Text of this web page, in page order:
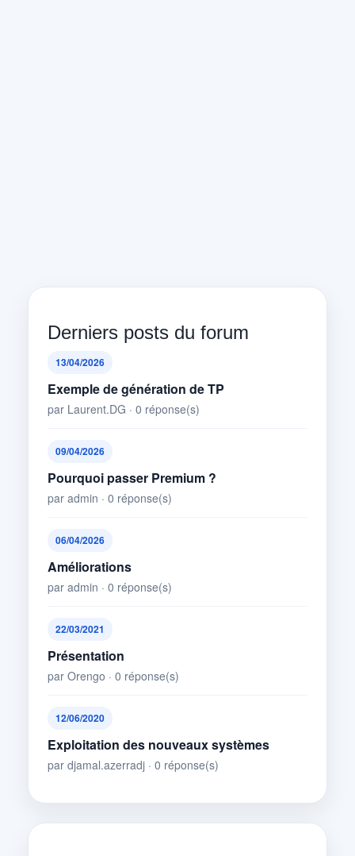
Derniers posts du forum
13/04/2026
Exemple de génération de TP
par Laurent.DG · 0 réponse(s)
09/04/2026
Pourquoi passer Premium ?
par admin · 0 réponse(s)
06/04/2026
Améliorations
par admin · 0 réponse(s)
22/03/2021
Présentation
par Orengo · 0 réponse(s)
12/06/2020
Exploitation des nouveaux systèmes
par djamal.azerradj · 0 réponse(s)